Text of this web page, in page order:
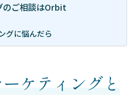
のご相談はOrbit
グに悩んだら
ケティングと